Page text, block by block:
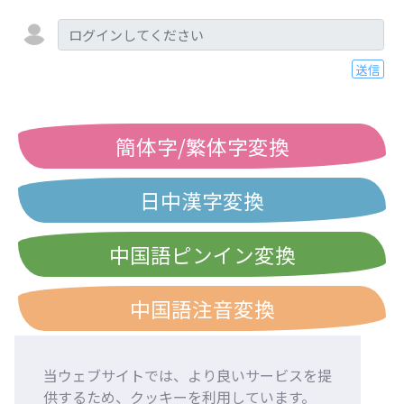
当ウェブサイトでは、より良いサービスを提
供するため、クッキーを利用しています。
送信
簡体字/繁体字変換
日中漢字変換
中国語ピンイン変換
中国語注音変換